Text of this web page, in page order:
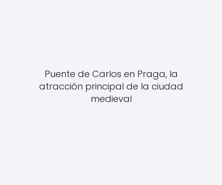
Puente de Carlos en Praga, la
atracción principal de la ciudad
medieval